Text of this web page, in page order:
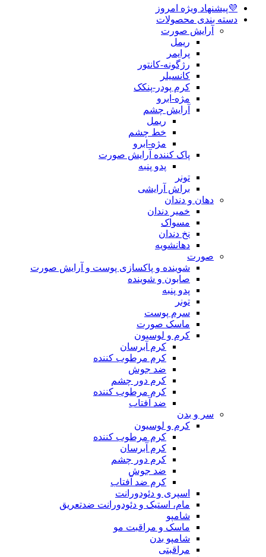
💜پیشنهاد ویژه امروز
دسته بندی محصولات
آرایش صورت
ریمل
پرایمر
رژگونه-کانتور
کانسیلر
کرم پودر-پنکک
مژه-ابرو
آرایش چشم
ریمل
خط چشم
مژه-ابرو
پاک کننده آرایش صورت
پدو پنبه
تونر
براش آرایشی
دهان و دندان
خمیر دندان
مسواک
نخ دندان
دهانشویه
صورت
شوینده و پاکسازی پوست و آرایش صورت
صابون و شوینده
پدو پنبه
تونر
سرم پوست
ماسک صورت
کرم و لوسیون
کرم آبرسان
کرم مرطوب کننده
ضد جوش
کرم دور چشم
کرم مرطوب کننده
ضد آفتاب
سر و بدن
کرم و لوسیون
کرم مرطوب کننده
کرم آبرسان
کرم دور چشم
ضد جوش
کرم ضد آفتاب
اسپری و دئودورانت
مام، استیک و دئودورانت ضدتعریق
شامپو
ماسک و مراقبت مو
شامپو بدن
مراقبتی